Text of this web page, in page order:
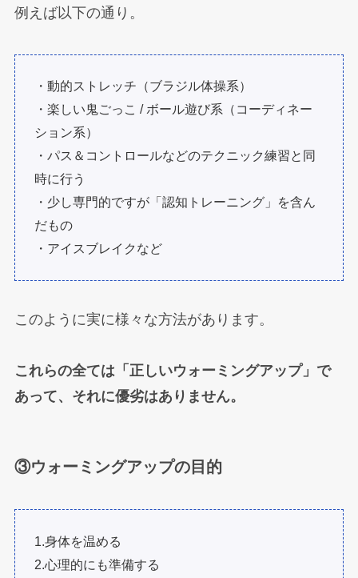
例えば以下の通り。
・動的ストレッチ（ブラジル体操系）
・楽しい鬼ごっこ / ボール遊び系（コーディネー
ション系）
・パス＆コントロールなどのテクニック練習と同
時に行う
・少し専門的ですが「認知トレーニング」を含ん
だもの
・アイスブレイクなど
このように実に様々な方法があります。
これらの全ては「正しいウォーミングアップ」で
あって、それに優劣はありません。
③ウォーミングアップの目的
1.身体を温める
2.心理的にも準備する